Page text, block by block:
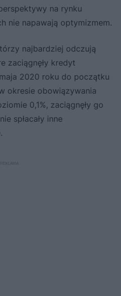
na rynku
nie napawają optymizmem.
najbardziej odczują
zaciągnęły kredyt
2020 roku do początku
okresie obowiązywania
0,1%, zaciągnęły go
spłacały inne